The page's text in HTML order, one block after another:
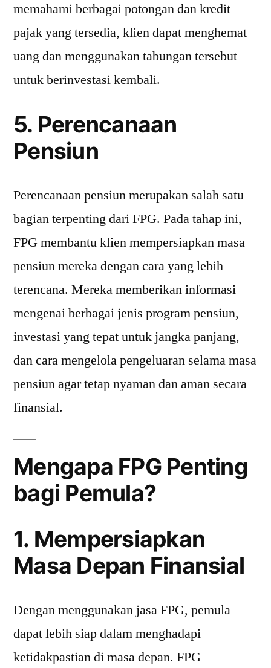
memahami berbagai potongan dan kredit
pajak yang tersedia, klien dapat menghemat
uang dan menggunakan tabungan tersebut
untuk berinvestasi kembali.
5. Perencanaan
Pensiun
Perencanaan pensiun merupakan salah satu
bagian terpenting dari FPG. Pada tahap ini,
FPG membantu klien mempersiapkan masa
pensiun mereka dengan cara yang lebih
terencana. Mereka memberikan informasi
mengenai berbagai jenis program pensiun,
investasi yang tepat untuk jangka panjang,
dan cara mengelola pengeluaran selama masa
pensiun agar tetap nyaman dan aman secara
finansial.
Mengapa FPG Penting
bagi Pemula?
1. Mempersiapkan
Masa Depan Finansial
Dengan menggunakan jasa FPG, pemula
dapat lebih siap dalam menghadapi
ketidakpastian di masa depan. FPG